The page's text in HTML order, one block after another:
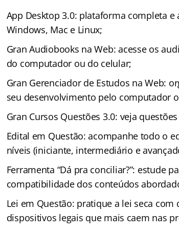
App Desktop 3.0: plataforma completa
Windows, Mac e Linux;
Gran Audiobooks na Web: acesse os
do computador ou do celular;
Gran Gerenciador de Estudos na Web:
seu desenvolvimento pelo computador
Gran Cursos Questões 3.0: veja
Edital em Questão: acompanhe todo o
níveis (iniciante, intermediário e
Ferramenta “Dá pra conciliar?”: estude
compatibilidade dos conteúdos
Lei em Questão: pratique a lei seca
dispositivos legais que mais caem nas